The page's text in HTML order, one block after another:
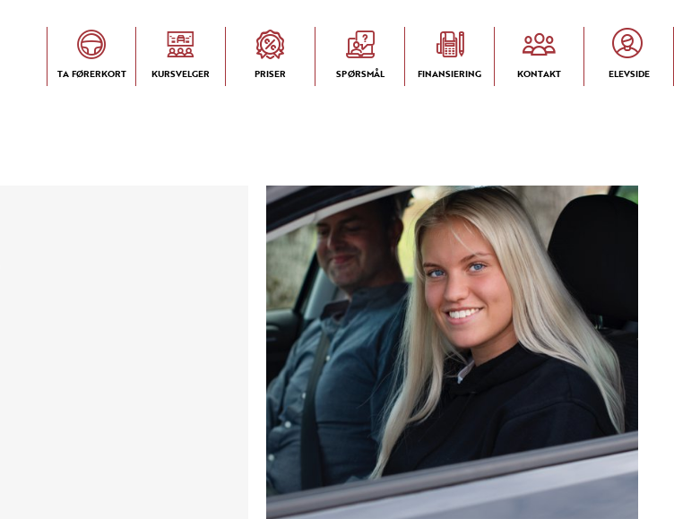
TA FØRERKORT KURSVELGER PRISER SPØRSMÅL FINANSIERING KONTAKT ELEVSIDE